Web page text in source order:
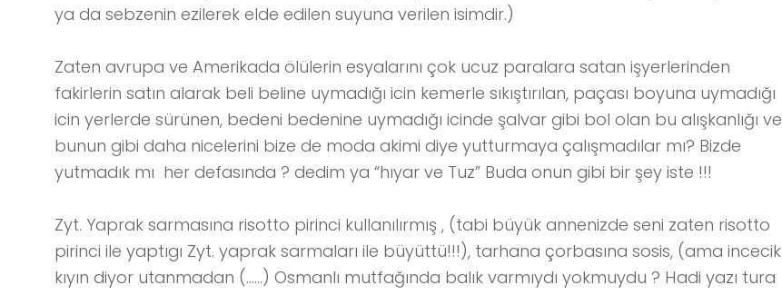
ya da sebzenin ezilerek elde edilen suyuna verilen isimdir.)
Zaten avrupa ve Amerikada ölülerin esyalarını çok ucuz paralara satan işyerlerinden
fakirlerin satın alarak beli beline uymadığı icin kemerle sıkıştırılan, paçası boyuna uymadığı
icin yerlerde sürünen, bedeni bedenine uymadığı icinde şalvar gibi bol olan bu alışkanlığı ve
bunun gibi daha nicelerini bize de moda akimi diye yutturmaya çalışmadılar mı? Bizde
yutmadık mı her defasında ? dedim ya “hıyar ve Tuz” Buda onun gibi bir şey iste !!!
Zyt. Yaprak sarmasına risotto pirinci kullanılırmış , (tabi büyük annenizde seni zaten risotto
pirinci ile yaptıgı Zyt. yaprak sarmaları ile büyüttü!!!), tarhana çorbasına sosis, (ama incecik
kıyın diyor utanmadan (……) Osmanlı mutfağında balık varmıydı yokmuydu ? Hadi yazı tura